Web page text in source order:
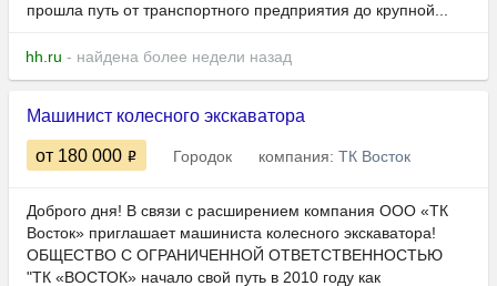
прошла путь от транспортного предприятия до крупной...
hh.ru - найдена более недели назад
Машинист колесного экскаватора
от 180 000 Городок компания: ТК Восток
Доброго дня! В связи с расширением компания ООО «ТК
Восток» приглашает машиниста колесного экскаватора!
ОБЩЕСТВО С ОГРАНИЧЕННОЙ ОТВЕТСТВЕННОСТЬЮ
"ТК «ВОСТОК» начало свой путь в 2010 году как